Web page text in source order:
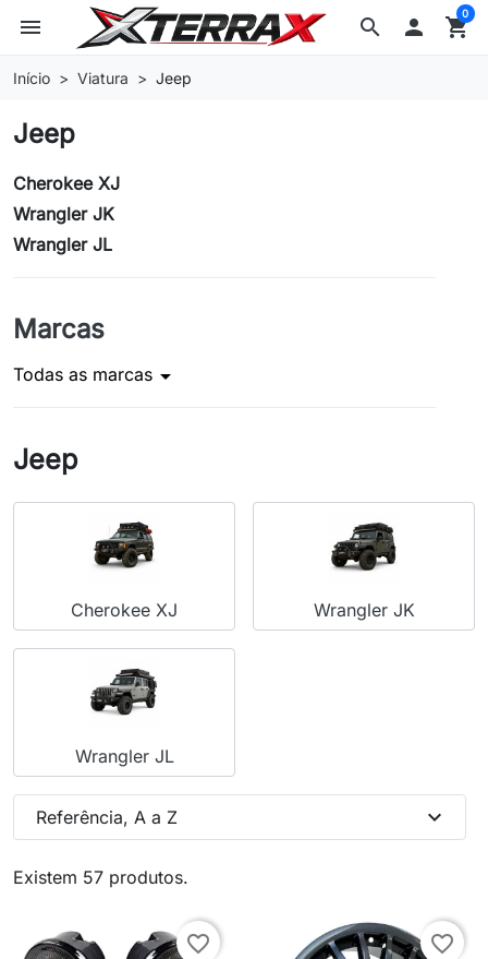
search
menu  shopping_cart
0
Início Viatura Jeep
Jeep
Cherokee XJ
Wrangler JK
Wrangler JL
Marcas
Todas as marcas arrow_drop_down
Jeep
Cherokee XJ Wrangler JK
Wrangler JL
Existem 57 produtos.
Referência, A a Z expand_more
favorite_border favorite_border